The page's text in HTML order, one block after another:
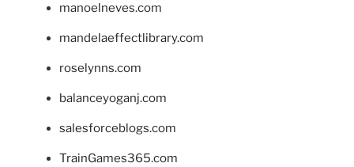
manoelneves.com
mandelaeffectlibrary.com
roselynns.com
balanceyoganj.com
salesforceblogs.com
TrainGames365.com